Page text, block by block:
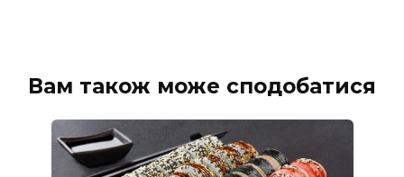
Вам також може сподобатися